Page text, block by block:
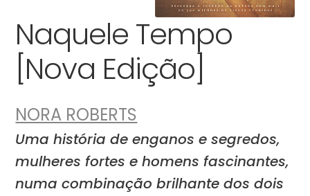
Naquele Tempo
[Nova Edição]
NORA ROBERTS
Uma história de enganos e segredos,
mulheres fortes e homens fascinantes,
numa combinação brilhante dos dois